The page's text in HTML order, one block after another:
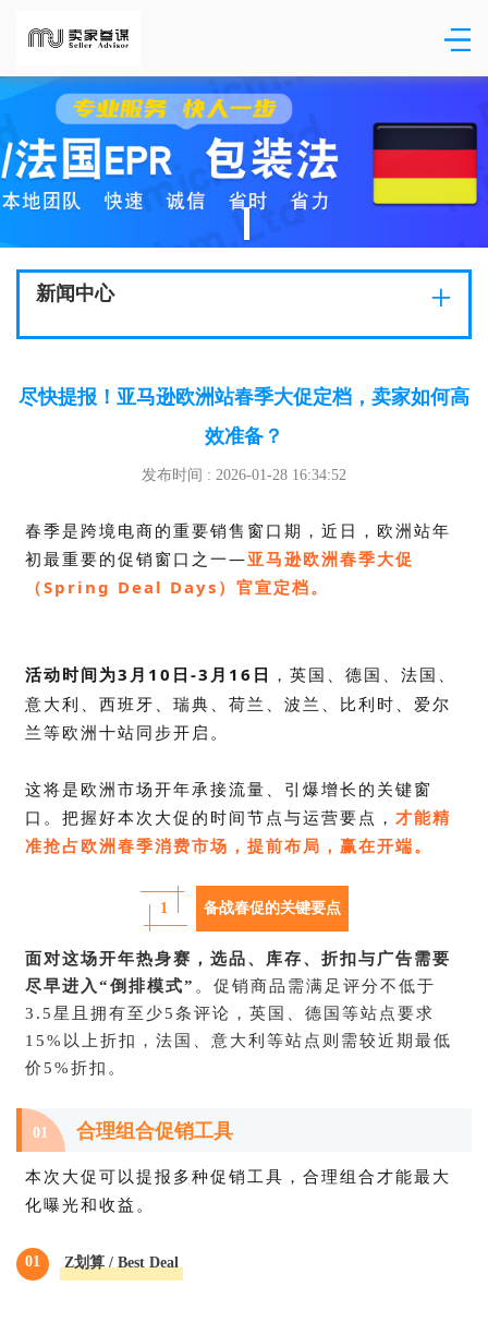
新闻中心 +
尽快提报！亚马逊欧洲站春季大促定档，卖家如何高
效准备？
发布时间 : 2026-01-28 16:34:52
春季是跨境电商的重要销售窗口期， 近日，欧洲站年
初最重要的促销窗口之一—亚马逊欧洲春季大促
（Spring Deal Days）官宣定档。
活动时间为3 月 10 日-3 月 16 日 ， 英国、德国、法国、
意大利、西班牙、瑞典、荷兰、波兰、比利时、爱尔
兰等欧洲十站同步开启。
这将是欧洲市场开年承接流量、引爆增长的关键窗
口。 把握好本次大促的时间节点与运营要点， 才能精
准抢占欧洲春季消费市场 ，提前布局，赢在开端。
1 备战春促的关键要点
面对这场开年热身赛，选品、
库存、折扣与广告需要
尽早进入“倒排模式” 。促销商品需满足评分不低于
3.5星且拥有至少5条评论，英国、德国等站点要求
15%以上折扣，法国、意大利等站点则需较近期最低
价5%折扣。
01 合理组合促销工具
本次大促可以提报多种促销工具，合理组合才能最大
化曝光和收益。
01 Z划算 / Best Deal